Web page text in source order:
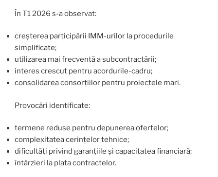
În T1 2026 s-a observat:
creșterea participării IMM-urilor la procedurile
simplificate;
utilizarea mai frecventă a subcontractării;
interes crescut pentru acordurile-cadru;
consolidarea consorțiilor pentru proiectele mari.
Provocări identificate:
termene reduse pentru depunerea ofertelor;
complexitatea cerințelor tehnice;
dificultăți privind garanțiile și capacitatea financiară;
întârzieri la plata contractelor.